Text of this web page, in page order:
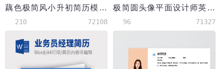
藕色极简风小升初简历模板
210 72108
极简圆头像平面设计师英文简历
96 71327